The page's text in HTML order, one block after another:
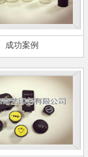
成功案例